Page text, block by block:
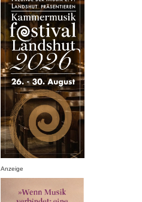
Anzeige